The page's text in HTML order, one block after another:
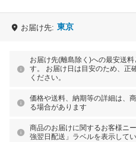
お届け先: 東京
お届け先(離島除く)への最安送
す。 お届け日は目安のため、正
ください。
価格や送料、納期等の詳細は、
る場合があります
商品のお届けに関するお客様ニ
強翌日配送」ラベルを表示してい